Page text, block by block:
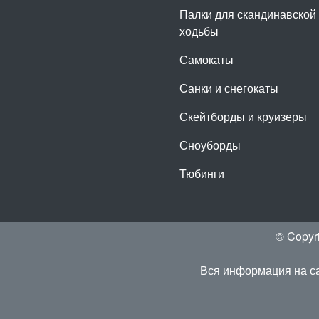
Палки для скандинавской
ходьбы
Самокаты
Санки и снегокаты
Скейтборды и круизеры
Сноуборды
Тюбинги
©
Вся информация на